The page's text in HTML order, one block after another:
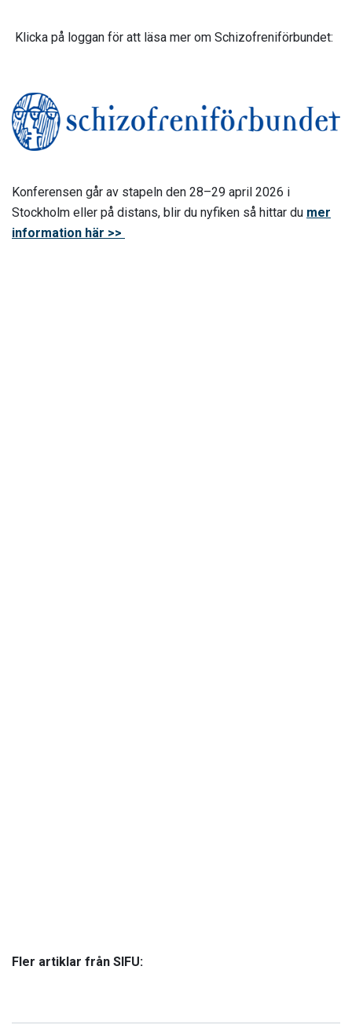
Klicka på loggan för att läsa mer om Schizofreniförbundet:
Konferensen går av stapeln den 28–29 april 2026 i
Stockholm eller på distans, blir du nyfiken så hittar du mer
information här >>
Fler artiklar från SIFU: